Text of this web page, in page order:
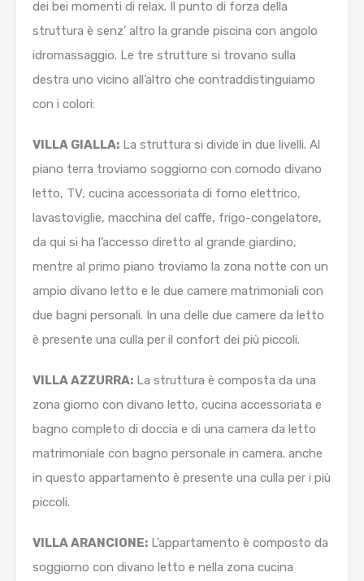
dei bei momenti di relax. Il punto di forza della
struttura è senz’ altro la grande piscina con angolo
idromassaggio. Le tre strutture si trovano sulla
destra uno vicino all’altro che contraddistinguiamo
con i colori:
VILLA GIALLA: La struttura si divide in due livelli. Al
piano terra troviamo soggiorno con comodo divano
letto, TV, cucina accessoriata di forno elettrico,
lavastoviglie, macchina del caffe, frigo-congelatore,
da qui si ha l’accesso diretto al grande giardino,
mentre al primo piano troviamo la zona notte con un
ampio divano letto e le due camere matrimoniali con
due bagni personali. In una delle due camere da letto
è presente una culla per il confort dei più piccoli.
VILLA AZZURRA: La struttura è composta da una
zona giorno con divano letto, cucina accessoriata e
bagno completo di doccia e di una camera da letto
matrimoniale con bagno personale in camera. anche
in questo appartamento è presente una culla per i più
piccoli.
VILLA ARANCIONE: L’appartamento è composto da
soggiorno con divano letto e nella zona cucina